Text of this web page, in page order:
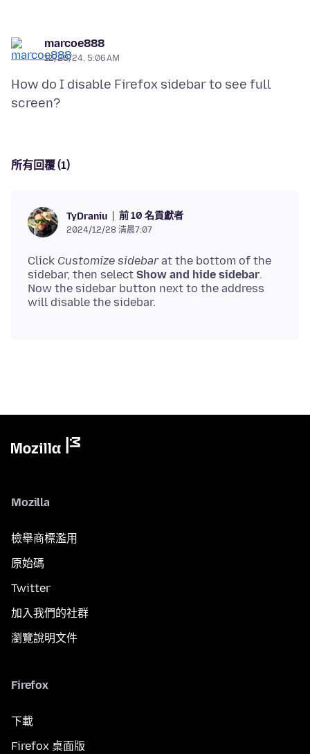
marcoe888
12/28/24, 5:06 AM
How do I disable Firefox sidebar to see full
所有回覆 (1)
TyDraniu 前 10 名貢獻者
2024/12/28 清晨7:07
Click Customize sidebarat the bottom of the
sidebar, then select Show and hide sidebar.
Now the sidebar button next to the address
Mozilla
檢舉商標濫用
原始碼
Twitter
加入我們的社群
瀏覽說明文件
Firefox
下載
Firefox 桌面版